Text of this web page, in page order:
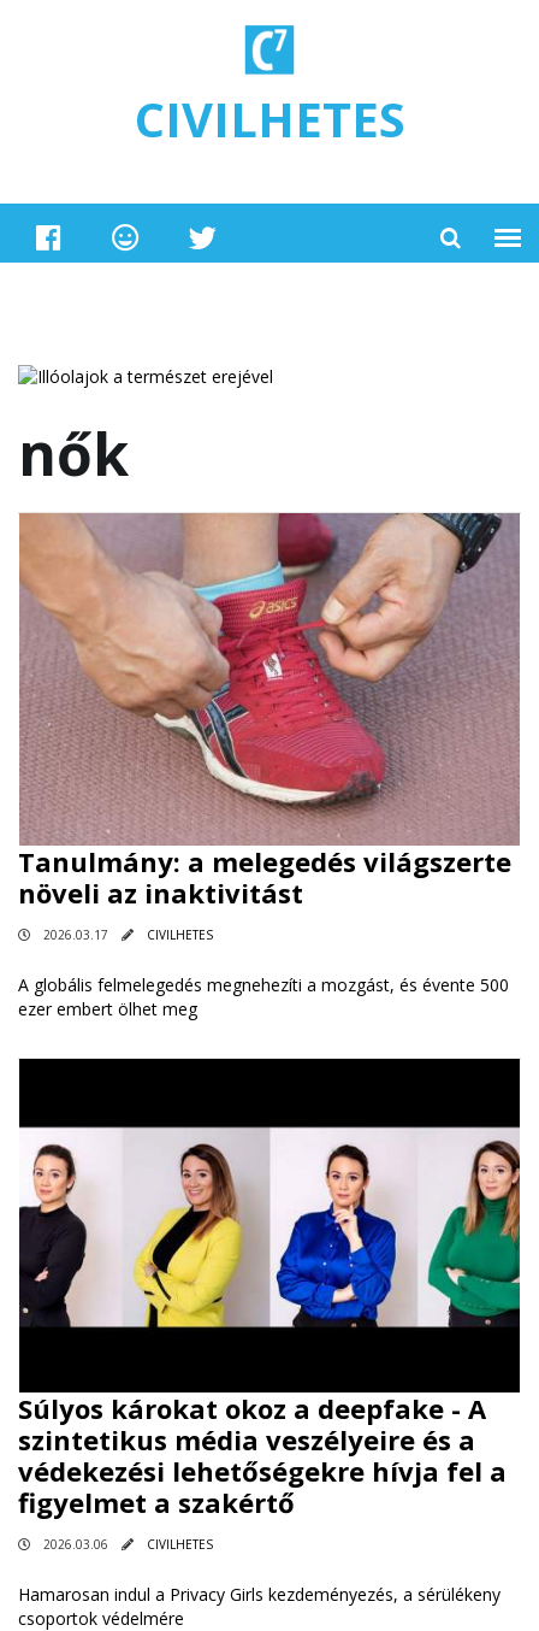
CIVILHETES
nők
Tanulmány: a melegedés világszerte
növeli az inaktivitást
2026.03.17 CIVILHETES
A globális felmelegedés megnehezíti a mozgást, és évente 500
ezer embert ölhet meg
Súlyos károkat okoz a deepfake - A
szintetikus média veszélyeire és a
védekezési lehetőségekre hívja fel a
figyelmet a szakértő
2026.03.06 CIVILHETES
Hamarosan indul a Privacy Girls kezdeményezés, a sérülékeny
csoportok védelmére